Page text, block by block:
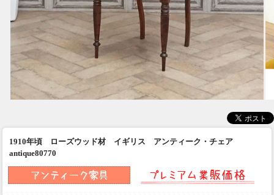
1910年頃 ローズウッド材 イギリス アンティーク・チェア
antique80770